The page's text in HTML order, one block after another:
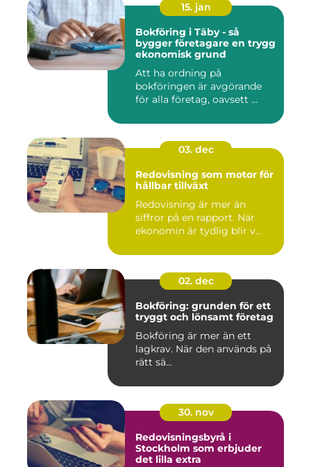
15. jan
Bokföring i Täby - så
bygger företagare en trygg
ekonomisk grund
Att ha ordning på
bokföringen är avgörande
för alla företag, oavsett ...
03. dec
Redovisning som motor för
hållbar tillväxt
Redovisning är mer än
siffror på en rapport. När
ekonomin är tydlig blir v...
02. dec
Bokföring: grunden för ett
tryggt och lönsamt företag
Bokföring är mer än ett
lagkrav. När den används på
rätt sä...
30. nov
Redovisningsbyrå i
Stockholm som erbjuder
det lilla extra